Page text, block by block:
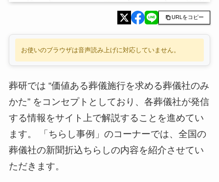
URLをコピー
お使いのブラウザは音声読み上げに対応していません。
葬研では “価値ある葬儀施行を求める葬儀社のみ
かた” をコンセプトとしており、各葬儀社が発信
する情報をサイト上で解説することを進めてい
ます。 「ちらし事例」のコーナーでは、全国の
葬儀社の新聞折込ちらしの内容を紹介させてい
ただきます。